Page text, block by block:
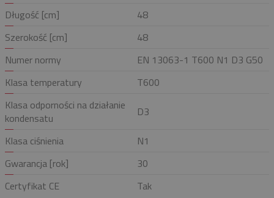
Długość [cm]
48
Szerokość [cm]
48
Numer normy
EN 13063-1 T600 N1 D3 G50
Klasa temperatury
T600
Klasa odporności na działanie
kondensatu
D3
Klasa ciśnienia
N1
Gwarancja [rok]
30
Certyfikat CE
Tak